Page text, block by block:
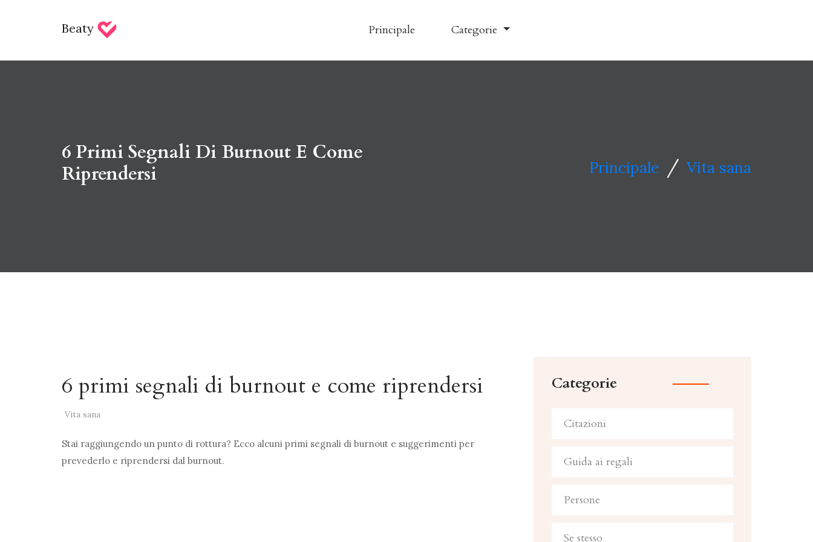
Beaty Principale Categorie
6 Primi Segnali Di Burnout E Come
Riprendersi
Principale / Vita sana
6 primi segnali di burnout e come riprendersi
Vita sana
Stai raggiungendo un punto di rottura? Ecco alcuni primi segnali di burnout e suggerimenti per
prevederlo e riprendersi dal burnout.
Categorie
Citazioni
Guida ai regali
Persone
Se stesso